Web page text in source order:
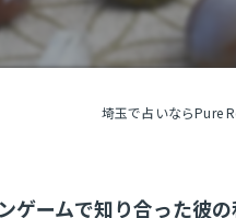
埼玉で占いならPure
ゲームで知り合った彼